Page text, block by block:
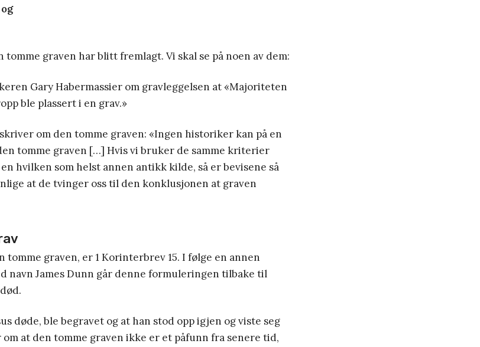
graven har blitt fremlagt. Vi skal se på noen av dem:
Gary Habermassier om gravleggelsen at «Majoriteten
ble plassert i en grav.»
om den tomme graven: «Ingen historiker kan på en
tomme graven […] Hvis vi bruker de samme kriterier
hvilken som helst annen antikk kilde, så er bevisene så
at de tvinger oss til den konklusjonen at graven
graven, er 1 Korinterbrev 15. I følge en annen
navn James Dunn går denne formuleringen tilbake til
døde, ble begravet og at han stod opp igjen og viste seg
at den tomme graven ikke er et påfunn fra senere tid,